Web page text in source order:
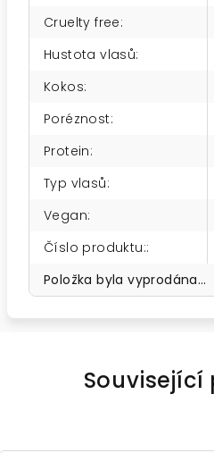
Cruelty free:
Hustota vlasů:
Kokos:
Poréznost:
Protein:
Typ vlasů:
Vegan:
Číslo produktu::
Položka byla vyprodána…